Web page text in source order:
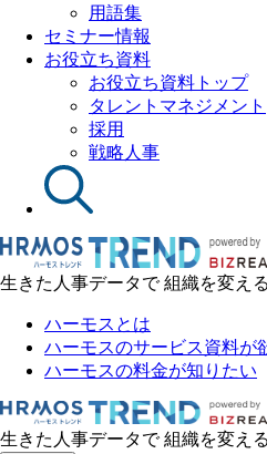
用語集
セミナー情報
お役立ち資料
お役立ち資料トップ
タレントマネジメント
採用
戦略人事
生きた人事データで 組織を変え
ハーモスとは
ハーモスのサービス資料が
ハーモスの料金が知りたい
生きた人事データで 組織を変え